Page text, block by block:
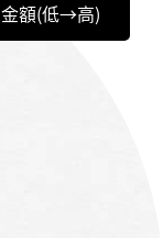
金額(低→高)